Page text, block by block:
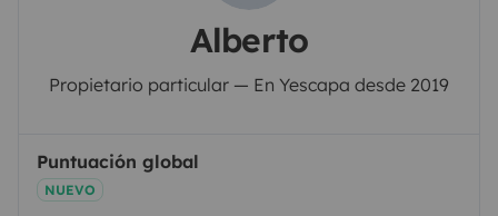
Alberto
Propietario particular — En Yescapa desde 2019
Puntuación global
NUEVO